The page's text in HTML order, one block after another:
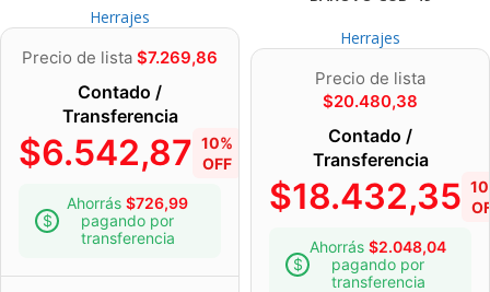
Herrajes
Precio de lista $7.269,86
Contado /
Transferencia
$6.542,87 10%
OFF
Ahorrás $726,99
pagando por
transferencia
Herrajes
Precio de lista
$20.480,38
Contado /
Transferencia
$18.432,35
Ahorrás $2.048,04
pagando por
transferencia